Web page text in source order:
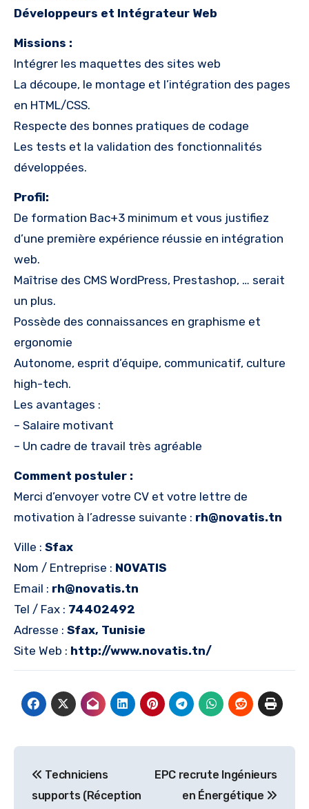
Développeurs et Intégrateur Web
Missions :
Intégrer les maquettes des sites web
La découpe, le montage et l’intégration des pages
en HTML/CSS.
Respecte des bonnes pratiques de codage
Les tests et la validation des fonctionnalités
développées.
Profil:
De formation Bac+3 minimum et vous justifiez
d’une première expérience réussie en intégration
web.
Maîtrise des CMS WordPress, Prestashop, … serait
un plus.
Possède des connaissances en graphisme et
ergonomie
Autonome, esprit d’équipe, communicatif, culture
high-tech.
Les avantages :
– Salaire motivant
– Un cadre de travail très agréable
Comment postuler :
Merci d’envoyer votre CV et votre lettre de
motivation à l’adresse suivante : rh@novatis.tn
Ville : Sfax
Nom / Entreprise : NOVATIS
Email : rh@novatis.tn
Tel / Fax : 74402492
Adresse : Sfax, Tunisie
Site Web : http://www.novatis.tn/
de
Techniciens
supports (Réception
EPC recrute Ingénieurs
en Énergétique